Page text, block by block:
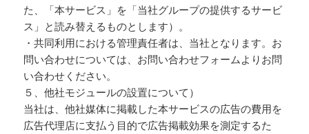
た、「本サービス」を「当社グループの提供するサービ
ス」と読み替えるものとします）。
・共同利用における管理責任者は、当社となります。お
問い合わせについては、お問い合わせフォームよりお問
い合わせください。
５、他社モジュールの設置について）
当社は、他社媒体に掲載した本サービスの広告の費用を
広告代理店に支払う目的で広告掲載効果を測定するた